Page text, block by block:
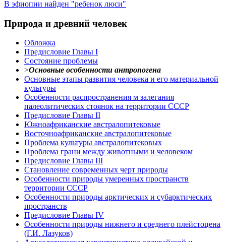
В эфиопии найден "ребенок люси"
Природа и древний человек
Обложка
Предисловие Главы I
Состояние проблемы
>Основные особенности антропогена
Основные этапы развития человека и его материальной
культуры
Особенности распространения м залегания
палеолитических стоянок на территории СССР
Предисловие Главы II
Южноафриканские австралопитековые
Восточноафриканские австралопитековые
Проблема культуры австралопитековых
Проблема грани между животными и человеком
Предисловие Главы III
Становление современных черт природы
Особенности природы умеренных пространств
территории СССР
Особенности природы арктических и субарктических
пространств
Предисловие Главы IV
Особенности природы нижнего и среднего плейстоцена
(Г.И. Лазуков)